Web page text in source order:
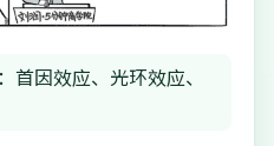
首因效应、光环效应、